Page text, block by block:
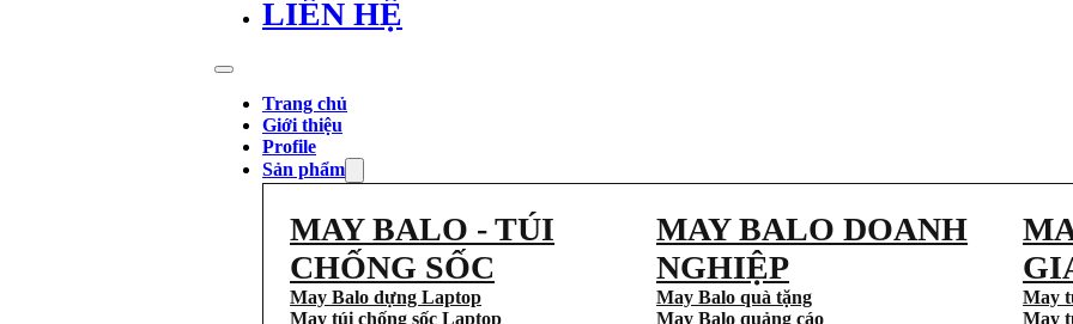
LIÊN HỆ
Trang chủ
Giới thiệu
Profile
Sản phẩm
MAY BALO - TÚI
CHỐNG SỐC
May Balo dựng Laptop
May túi chống sốc Laptop
MAY BALO DOANH
NGHIỆP
May Balo quà tặng
May Balo quảng cáo
May
May